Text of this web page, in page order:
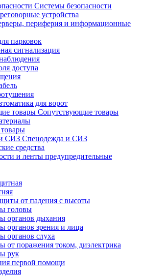
Системы безопасности
устройства
периферия и информационные
парковок
сигнализация
доступа
для ворот
Сопутствующие товары
Спецодежда и СИЗ
средства
и ленты предупредительные
от падения с высоты
головы
органов дыхания
органов зрения и лица
органов слуха
от поражения током, диэлектрика
рук
первой помощи